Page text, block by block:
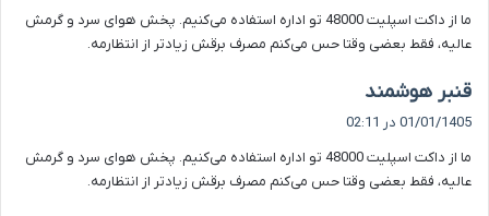
ما از داکت اسپلیت 48000 تو اداره استفاده می‌کنیم. پخش هوای سرد و گرمش
عالیه، فقط بعضی وقتا حس می‌کنم مصرف برقش زیادتر از انتظارمه.
قنبر هوشمند
ف
:
01/01/1405 در 02:11
ما از داکت اسپلیت 48000 تو اداره استفاده می‌کنیم. پخش هوای سرد و گرمش
عالیه، فقط بعضی وقتا حس می‌کنم مصرف برقش زیادتر از انتظارمه.